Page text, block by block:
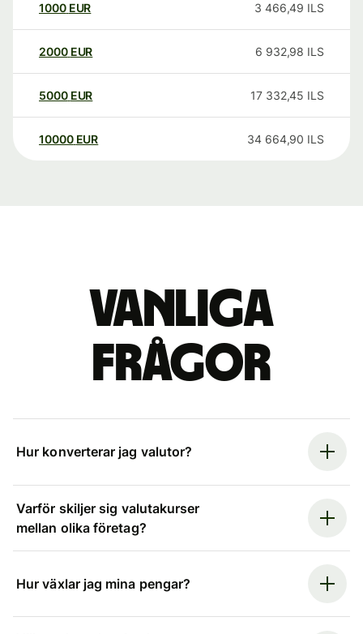
1000 EUR 3 466,49 ILS
2000 EUR 6 932,98 ILS
5000 EUR 17 332,45 ILS
10000 EUR 34 664,90 ILS
Vanliga
frågor
Hur konverterar jag valutor?
Varför skiljer sig valutakurser
mellan olika företag?
Hur växlar jag mina pengar?